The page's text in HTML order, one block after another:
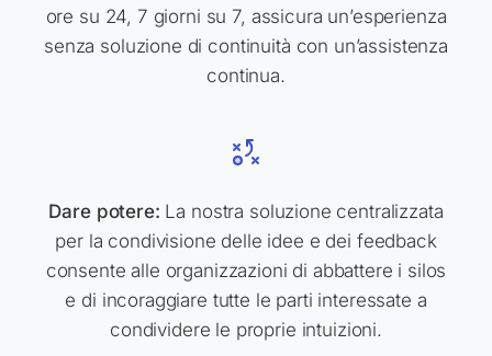
ore su 24, 7 giorni su 7, assicura un’esperienza
senza soluzione di continuità con un’assistenza
continua.
Dare potere: La nostra soluzione centralizzata
per la condivisione delle idee e dei feedback
consente alle organizzazioni di abbattere i silos
e di incoraggiare tutte le parti interessate a
condividere le proprie intuizioni.